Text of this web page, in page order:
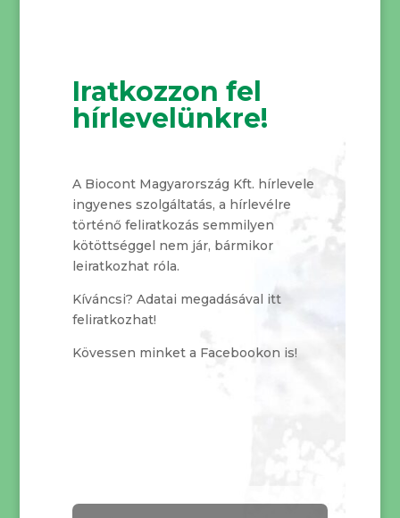
Iratkozzon fel
hírlevelünkre!
A Biocont Magyarország Kft. hírlevele
ingyenes szolgáltatás, a hírlevélre
történő feliratkozás semmilyen
kötöttséggel nem jár, bármikor
leiratkozhat róla.
Kíváncsi? Adatai megadásával itt
feliratkozhat!
Kövessen minket a Facebookon is!